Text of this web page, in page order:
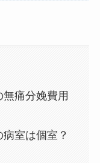
痛分娩費用
室は個室？